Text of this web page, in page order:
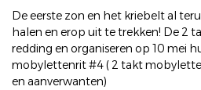
De eerste zon en het kriebelt al
halen en erop uit te trekken! De 2
redding en organiseren op 10 mei
mobylettenrit #4 ( 2 takt
en aanverwanten)